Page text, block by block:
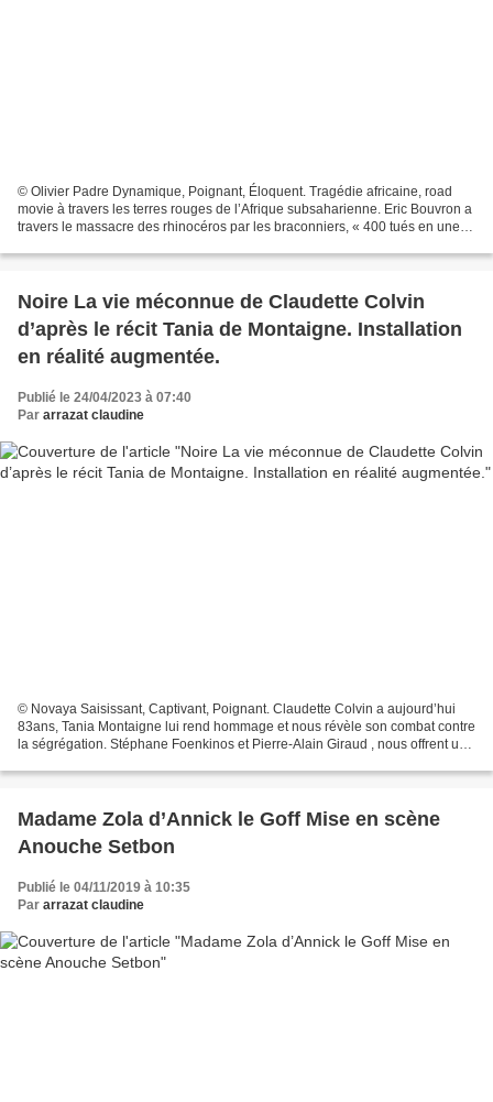
© Olivier Padre Dynamique, Poignant, Éloquent. Tragédie africaine, road
movie à travers les terres rouges de l’Afrique subsaharienne. Eric Bouvron a
travers le massacre des rhinocéros par les braconniers, « 400 tués en une
Noire La vie méconnue de Claudette Colvin
d’après le récit Tania de Montaigne. Installation
en réalité augmentée.
Publié le 24/04/2023 à 07:40
Par arrazat claudine
© Novaya Saisissant, Captivant, Poignant. Claudette Colvin a aujourd’hui
83ans, Tania Montaigne lui rend hommage et nous révèle son combat contre
la ségrégation. Stéphane Foenkinos et Pierre-Alain Giraud , nous offrent une
Madame Zola d’Annick le Goff Mise en scène
Anouche Setbon
Publié le 04/11/2019 à 10:35
Par arrazat claudine